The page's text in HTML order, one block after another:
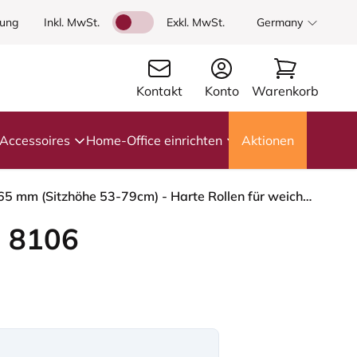
Inkl. MwSt. Exkl. MwSt. Germany
Kontakt Konto Warenkorb
Accessoires Home-Office einrichten Aktionen
HÅG Capisco 8106 - Select (Gabriel) - Wolle / Polyamid - SC61184 - Light brown - Blush Rose - 265 mm (Sitzhöhe 53-79cm) - Harte Rollen für weiche Böden
8106